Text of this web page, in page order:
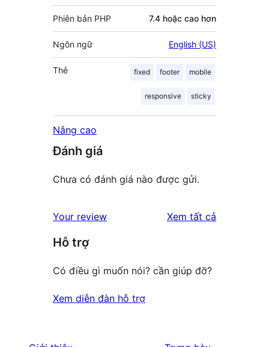
Phiên bản PHP 7.4 hoặc cao hơn
Ngôn ngữ English (US)
Thẻ fixed footer mobile
responsive sticky
Nâng cao
Đánh giá
Chưa có đánh giá nào được gửi.
Your review Xem tất cả
Hỗ trợ
Có điều gì muốn nói? cần giúp đỡ?
Xem diễn đàn hỗ trợ